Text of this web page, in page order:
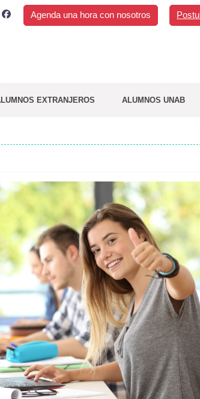
Agenda una hora con nosotros
EXTRANJEROS ALUMNOS UNAB